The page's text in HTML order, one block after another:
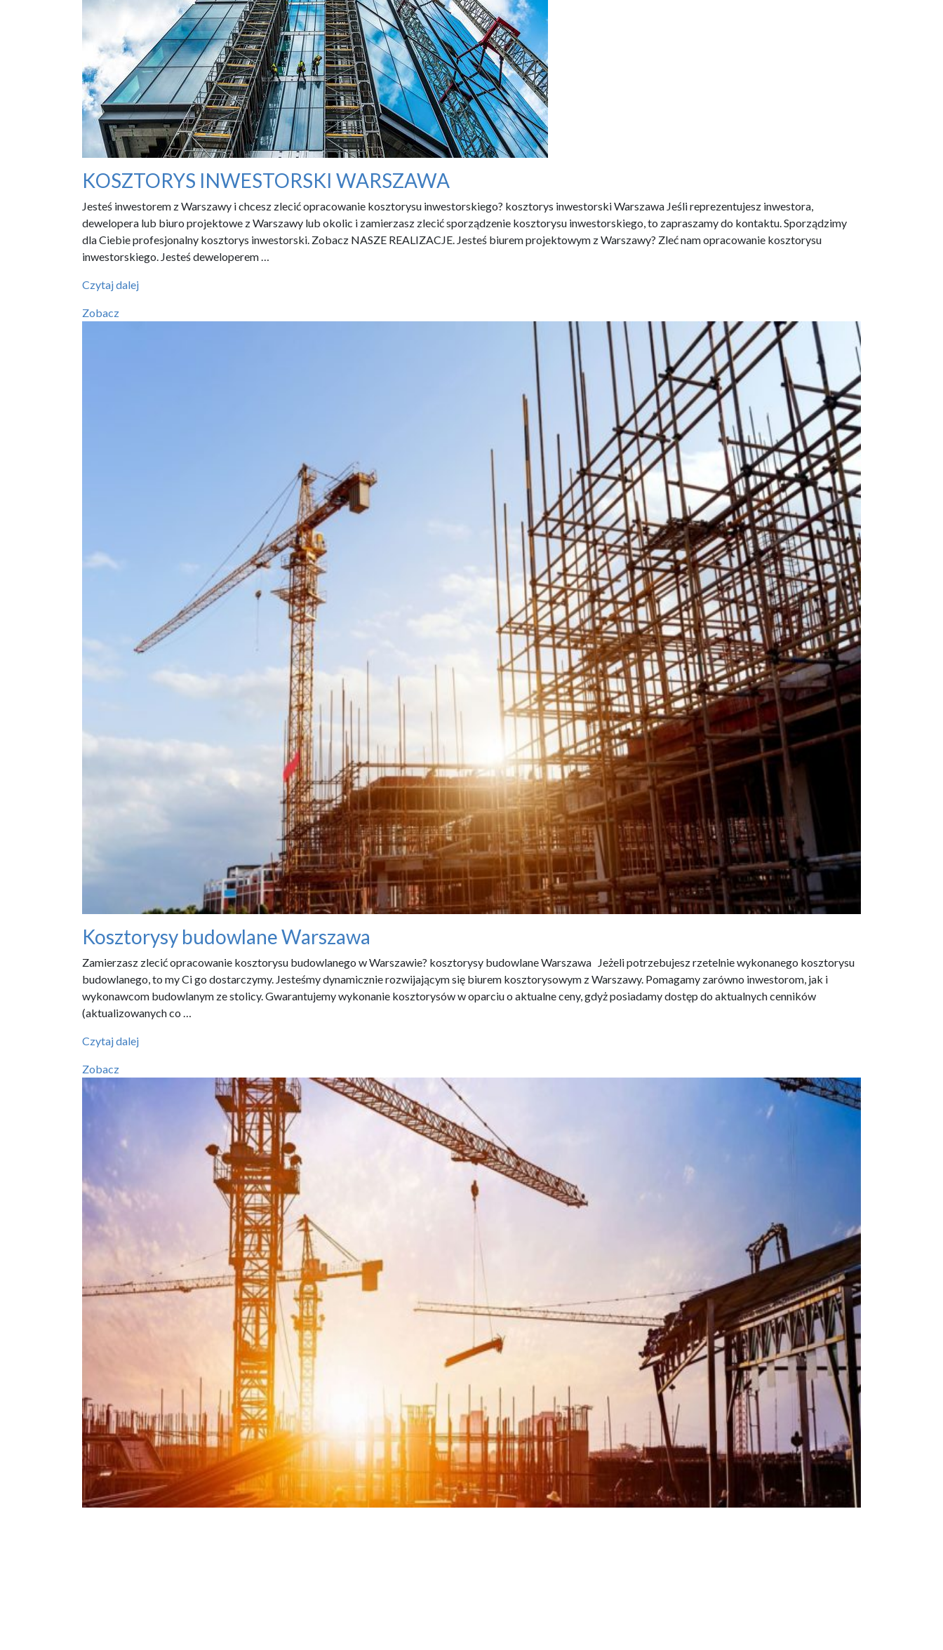
KOSZTORYS INWESTORSKI WARSZAWA
Jesteś inwestorem z Warszawy i chcesz zlecić opracowanie kosztorysu inwestorskiego? kosztorys inwestorski Warszawa Jeśli reprezentujesz inwestora,
dewelopera lub biuro projektowe z Warszawy lub okolic i zamierzasz zlecić sporządzenie kosztorysu inwestorskiego, to zapraszamy do kontaktu. Sporządzimy
dla Ciebie profesjonalny kosztorys inwestorski. Zobacz NASZE REALIZACJE. Jesteś biurem projektowym z Warszawy? Zleć nam opracowanie kosztorysu
inwestorskiego. Jesteś deweloperem …
Czytaj dalejKOSZTORYS
Zobacz
Kosztorysy budowlane Warszawa
Zamierzasz zlecić opracowanie kosztorysu budowlanego w Warszawie? kosztorysy budowlane Warszawa Jeżeli potrzebujesz rzetelnie wykonanego kosztorysu
budowlanego, to my Ci go dostarczymy. Jesteśmy dynamicznie rozwijającym się biurem kosztorysowym z Warszawy. Pomagamy zarówno inwestorom, jak i
wykonawcom budowlanym ze stolicy. Gwarantujemy wykonanie kosztorysów w oparciu o aktualne ceny, gdyż posiadamy dostęp do aktualnych cenników
(aktualizowanych co …
Czytaj dalejKosztorysy
Zobacz